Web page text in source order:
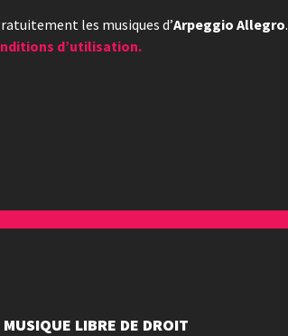
les musiques d’Arpeggio Allegro.
d’utilisation.
MUSIQUE LIBRE DE DROIT